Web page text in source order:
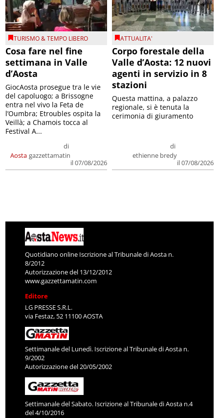
TURISMO & TEMPO LIBERO
Cosa fare nel fine
settimana in Valle
d’Aosta
Aosta
di
gazzettamatin
il 07/08/2026
GiocAosta prosegue tra le vie
del capoluogo; a Brissogne
entra nel vivo la Feta de
l’Oumbra; Etroubles ospita la
Veillà; a Chamois tocca al
Festival A...
ATTUALITA'
Corpo forestale della
Valle d’Aosta: 12 nuovi
agenti in servizio in 8
stazioni
di
ethienne bredy
il 07/08/2026
Questa mattina, a palazzo
regionale, si è tenuta la
cerimonia di giuramento
Quotidiano online Iscrizione al Tribunale di Aosta n.
8/2012
Autorizzazione del 13/12/2012
www.gazzettamatin.com
Editore
LG PRESSE S.R.L.
via Festaz, 52 11100 AOSTA
Settimanale del Lunedì. Iscrizione al Tribunale di Aosta n.
9/2002
Autorizzazione del 20/05/2002
Settimanale del Sabato. Iscrizione al Tribunale di Aosta n.4
del 4/10/2016